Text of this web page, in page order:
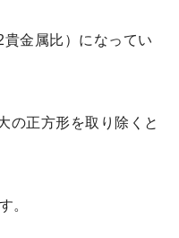
金属比）になってい
の正方形を取り除くと
。